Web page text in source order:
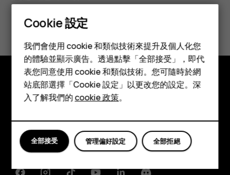
保
持
解
鎖
狀
態
智慧型手機
功能型手機
配件
平板電腦
是 否
探索
Planet and people
Cookie 設定
我們會使用 cookie 和類似技術來提升及個人化您
的體驗並顯示廣告。透過點擊「全部接受」，即代
表您同意使用 cookie 和類似技術。您可隨時於網
站底部選擇「Cookie 設定」以更改您的設定。深
入了解我們的cookie 政策。
全部拒絕
管理偏好設定
全部接受